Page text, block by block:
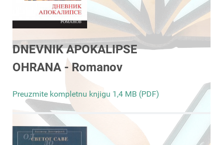
DNEVNIK APOKALIPSE
OHRANA - Romanov
Preuzmite kompletnu knjigu 1,4 MB (PDF)